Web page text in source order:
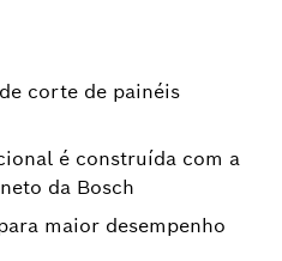
corte de painéis
é construída com a
da Bosch
maior desempenho